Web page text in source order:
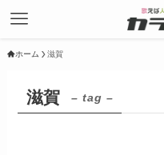
ホーム 滋賀
滋賀 – tag –